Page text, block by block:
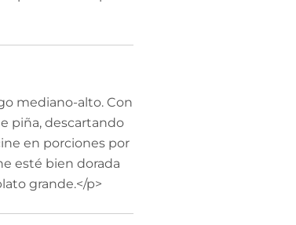
mediano-alto. Con
piña, descartando
en porciones por
esté bien dorada
grande.</p>